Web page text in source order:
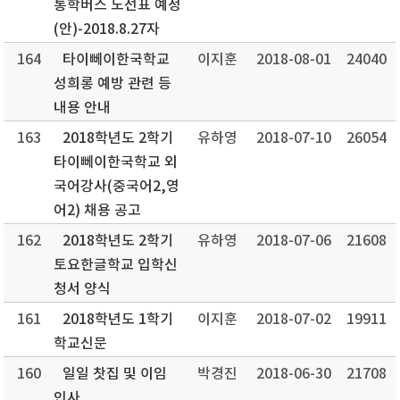
통학버스 노선표 예정
(안)-2018.8.27자
164
타이뻬이한국학교
성희롱 예방 관련 등
내용 안내
이지훈 2018-08-01 24040
163
2018학년도 2학기
타이뻬이한국학교 외
국어강사(중국어2,영
어2) 채용 공고
유하영 2018-07-10 26054
162
2018학년도 2학기
토요한글학교 입학신
청서 양식
유하영 2018-07-06 21608
161
2018학년도 1학기
학교신문
이지훈 2018-07-02 19911
160
일일 찻집 및 이임
박경진 2018-06-30 21708